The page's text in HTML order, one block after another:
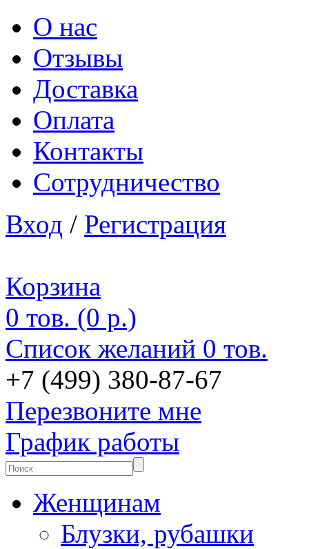
О нас
Отзывы
Доставка
Оплата
Контакты
Сотрудничество
Вход / Регистрация
Корзина
0 тов. (0 р.)
Список желаний 0 тов.
+7 (499) 380-87-67
Перезвоните мне
График работы
Женщинам
Блузки, рубашки